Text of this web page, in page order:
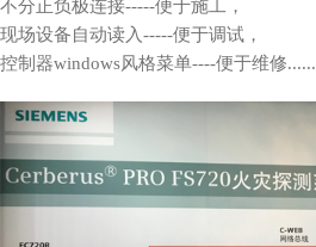
不分正负极连接-----便于施工，
现场设备自动读入-----便于调试，
控制器windows风格菜单----便于维修......